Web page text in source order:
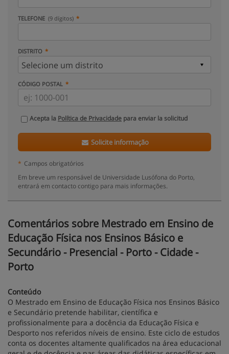
TELEFONE (9 dígitos)
DISTRITO
CÓDIGO POSTAL
Acepta la Política de Privacidade para enviar la solicitud
Solicite informação
* Campos obrigatórios
Em breve um responsável de Universidade Lusófona do Porto,
entrará em contacto contigo para mais informações.
Comentários sobre Mestrado em Ensino de
Educação Física nos Ensinos Básico e
Secundário - Presencial - Porto - Cidade -
Porto
Conteúdo
O Mestrado em Ensino de Educação Física nos Ensinos Básico
e Secundário pretende habilitar, científica e
profissionalmente para a docência da Educação Física e
Desporto nos referidos níveis de ensino. Este ciclo de estudos
conta os docentes altamente qualificados na área educacional